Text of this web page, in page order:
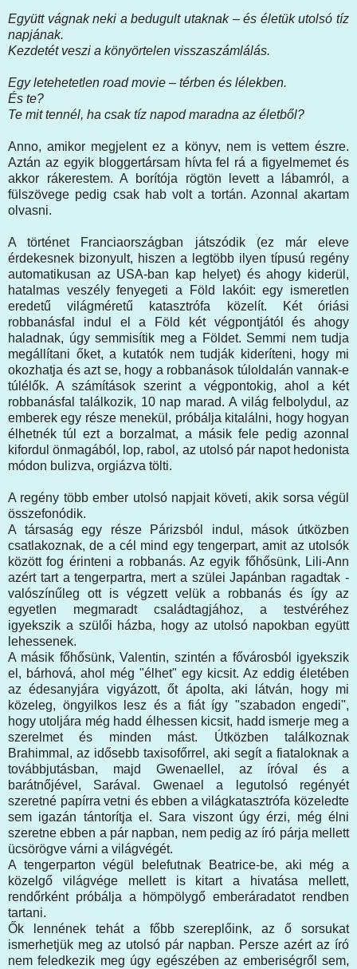
Együtt vágnak neki a bedugult utaknak – és életük utolsó tíz
napjának.
Kezdetét veszi a könyörtelen visszaszámlálás.
Egy letehetetlen road movie – térben és lélekben.
És te?
Te mit tennél, ha csak tíz napod maradna az életből?
Anno, amikor megjelent ez a könyv, nem is vettem észre.
Aztán az egyik bloggertársam hívta fel rá a figyelmemet és
akkor rákerestem. A borítója rögtön levett a lábamról, a
fülszövege pedig csak hab volt a tortán. Azonnal akartam
olvasni.
A történet Franciaországban játszódik (ez már eleve
érdekesnek bizonyult, hiszen a legtöbb ilyen típusú regény
automatikusan az USA-ban kap helyet) és ahogy kiderül,
hatalmas veszély fenyegeti a Föld lakóit: egy ismeretlen
eredetű világméretű katasztrófa közelít. Két óriási
robbanásfal indul el a Föld két végpontjától és ahogy
haladnak, úgy semmisítik meg a Földet. Semmi nem tudja
megállítani őket, a kutatók nem tudják kideríteni, hogy mi
okozhatja és azt se, hogy a robbanások túloldalán vannak-e
túlélők. A számítások szerint a végpontokig, ahol a két
robbanásfal találkozik, 10 nap marad. A világ felbolydul, az
emberek egy része menekül, próbálja kitalálni, hogy hogyan
élhetnék túl ezt a borzalmat, a másik fele pedig azonnal
kifordul önmagából, lop, rabol, az utolsó pár napot hedonista
módon bulizva, orgiázva tölti.
A regény több ember utolsó napjait követi, akik sorsa végül
összefonódik.
A társaság egy része Párizsból indul, mások útközben
csatlakoznak, de a cél mind egy tengerpart, amit az utolsók
között fog érinteni a robbanás. Az egyik főhősünk, Lili-Ann
azért tart a tengerpartra, mert a szülei Japánban ragadtak -
valószínűleg ott is végzett velük a robbanás és így az
egyetlen megmaradt családtagjához, a testvéréhez
igyekszik a szülői házba, hogy az utolsó napokban együtt
lehessenek.
A másik főhősünk, Valentin, szintén a fővárosból igyekszik
el, bárhová, ahol még "élhet" egy kicsit. Az eddig életében
az édesanyjára vigyázott, őt ápolta, aki látván, hogy mi
közeleg, öngyilkos lesz és a fiát így "szabadon engedi",
hogy utoljára még hadd élhessen kicsit, hadd ismerje meg a
szerelmet és minden mást. Útközben találkoznak
Brahimmal, az idősebb taxisofőrrel, aki segít a fiataloknak a
továbbjutásban, majd Gwenaellel, az íróval és a
barátnőjével, Sarával. Gwenael a legutolsó regényét
szeretné papírra vetni és ebben a világkatasztrófa közeledte
sem igazán tántorítja el. Sara viszont úgy érzi, még élni
szeretne ebben a pár napban, nem pedig az író párja mellett
ücsörögve várni a világvégét.
A tengerparton végül belefutnak Beatrice-be, aki még a
közelgő világvége mellett is kitart a hivatása mellett,
rendőrként próbálja a hömpölygő emberáradatot rendben
tartani.
Ők lennének tehát a főbb szereplőink, az ő sorsukat
ismerhetjük meg az utolsó pár napban. Persze azért az író
nem feledkezik meg úgy egészében az emberiségről sem,